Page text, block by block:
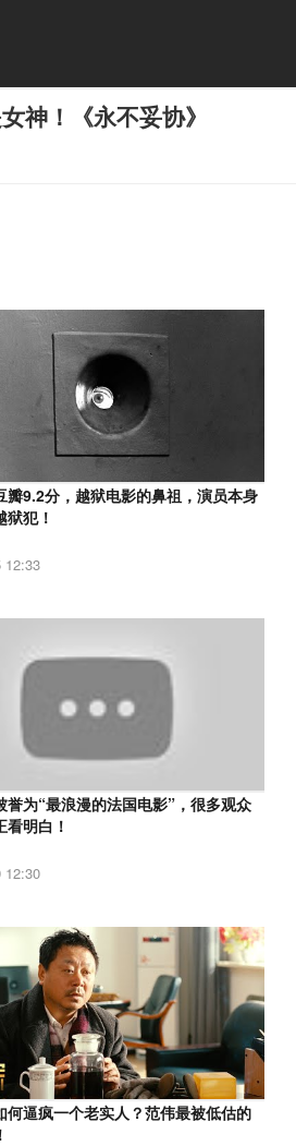
神！《永不妥协》
瓣9.2分，越狱电影的鼻祖，演员本身
犯！
12:33
誉为“最浪漫的法国电影”，很多观众
明白！
12:30
何逼疯一个老实人？范伟最被低估的